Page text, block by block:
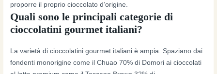
proporre il proprio cioccolato d’origine.
Quali sono le principali categorie di
cioccolatini gourmet italiani?
La varietà di cioccolatini gourmet italiani è ampia. Spaziano dai
fondenti monorigine come il Chuao 70% di Domori ai cioccolati